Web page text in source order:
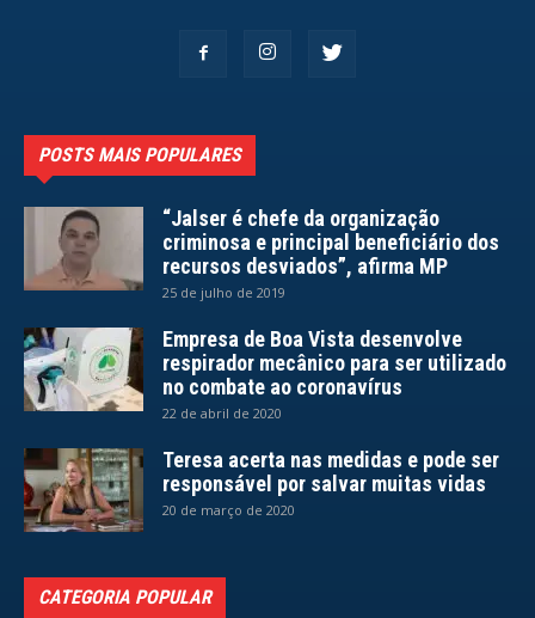
POSTS MAIS POPULARES
“Jalser é chefe da organização
criminosa e principal beneficiário dos
recursos desviados”, afirma MP
25 de julho de 2019
Empresa de Boa Vista desenvolve
respirador mecânico para ser utilizado
no combate ao coronavírus
22 de abril de 2020
Teresa acerta nas medidas e pode ser
responsável por salvar muitas vidas
20 de março de 2020
CATEGORIA POPULAR